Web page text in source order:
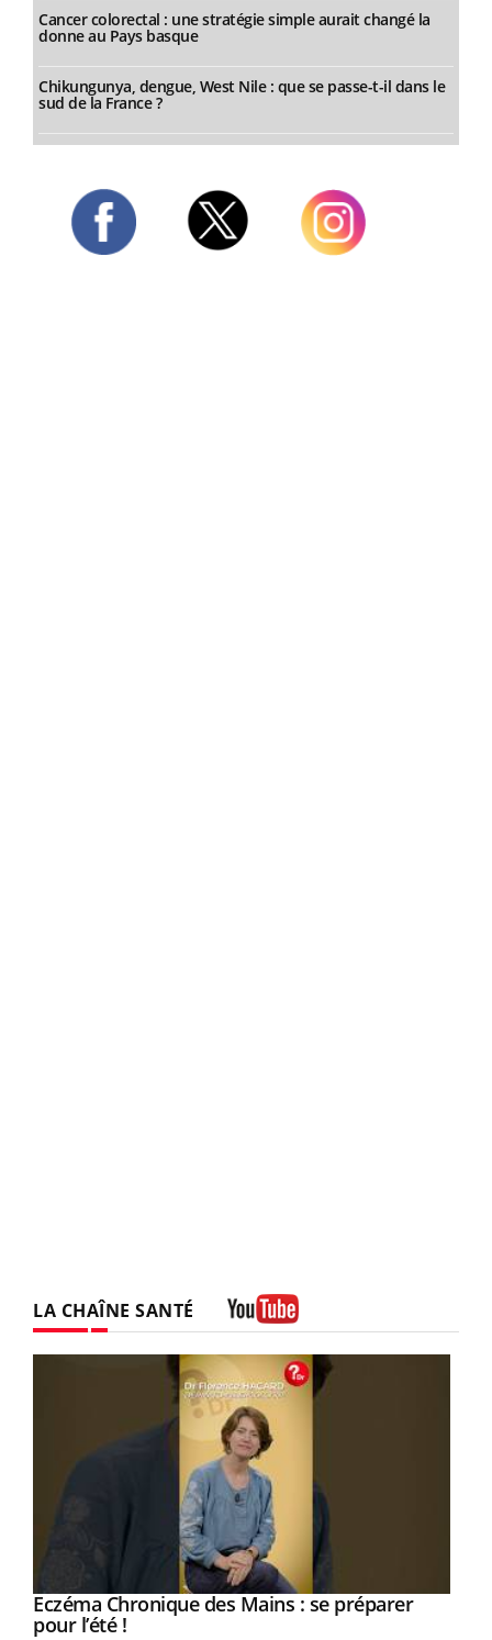
Cancer colorectal : une stratégie simple aurait changé la
donne au Pays basque
Chikungunya, dengue, West Nile : que se passe-t-il dans le
sud de la France ?
LA CHAÎNE SANTÉ
Youtube
Eczéma Chronique des Mains : se préparer
pour l’été !Youtube